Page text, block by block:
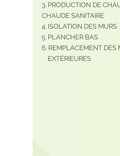
3. PRODUCTION DE
CHAUDE SANITAIRE
4. ISOLATION DES MURS
5. PLANCHER BAS
6. REMPLACEMENT DES
    EXTÉRIEURES